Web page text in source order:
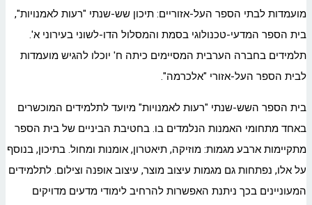
מועמדות לבתי הספר העל-אזוריים: תיכון שש-שנתי "רעות לאמנויות",
בית הספר המדעי-טכנולוגי בסמת והמסלול הדו-לשוני בעירוני א'.
תלמידים בחברה הערבית המסיימים כיתה ח' יוכלו להגיש מועמדות
לבית הספר העל-אזורי "אלכרמה".
בית הספר השש-שנתי "רעות לאמנויות" מיועד לתלמידים המוכשרים
באחד מתחומי האמנות הנלמדים בו. בחטיבת הביניים של בית הספר
מתקיימות ארבע מגמות: מוזיקה, תיאטרון, אומנות ומחול. בתיכון, בנוסף
על אלו, נפתחות גם מגמות עיצוב מוצר, עיצוב אופנה וצילום. לתלמידים
המעוניינים בכך ניתנת האפשרות להרחיב לימודי מדעים מדויקים